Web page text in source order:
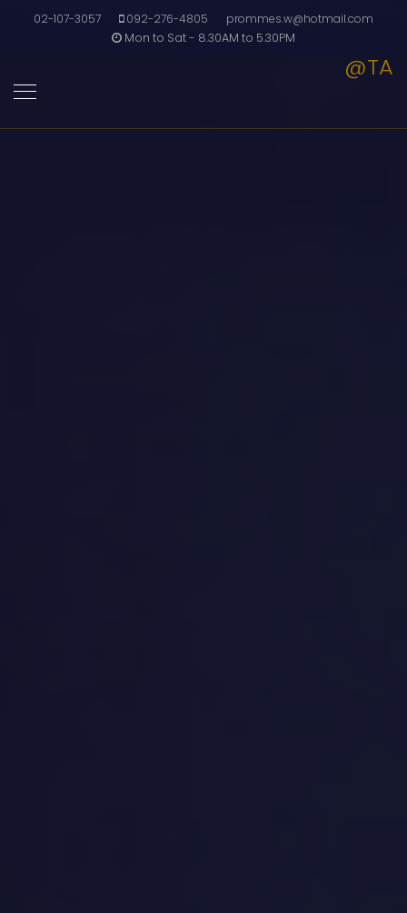
02-107-3057 092-276-4805
prommes.w@hotmail.com
Mon to Sat - 8.30AM to 5.30PM
@TA